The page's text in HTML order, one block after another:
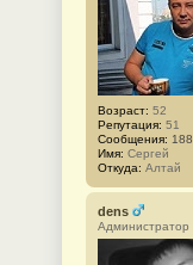
Возраст: 52
Репутация: 51
Сообщения: 188
Имя: Сергей
Откуда: Алтай
dens
Администратор